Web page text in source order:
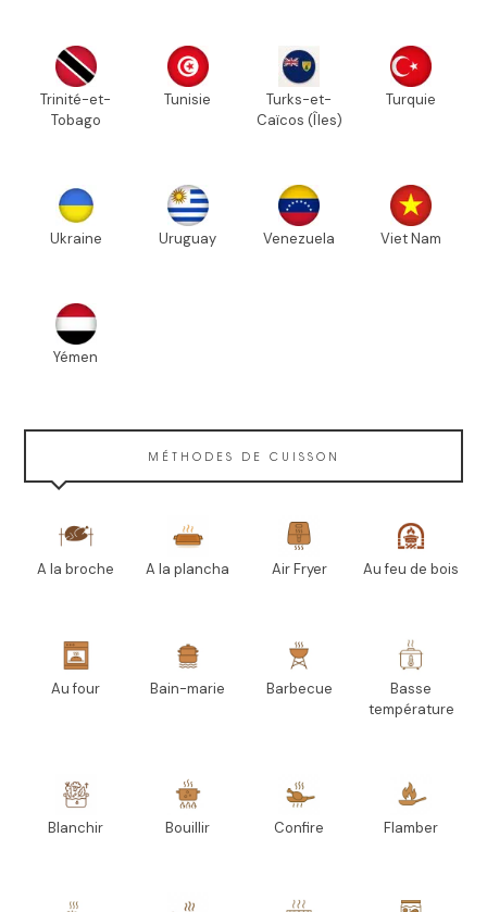
Trinité-et-
Tobago
Tunisie
Turks-et-
Caïcos (Îles)
Turquie
Ukraine Uruguay Venezuela Viet Nam
Yémen
MÉTHODES DE CUISSON
A la broche A la plancha Air Fryer Au feu de bois
Au four Bain-marie Barbecue
Basse
température
Blanchir Bouillir Confire Flamber